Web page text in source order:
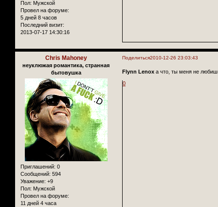
Пол: Мужской
Провел на форуме:
5 дней 8 часов
Последний визит:
2013-07-17 14:30:16
Поделиться2010-12-26 23:03:43
Chris Mahoney
неуклюжая романтика, странная
бытовушка
Приглашений: 0
Сообщений: 594
Уважение: +9
Пол: Мужской
Провел на форуме:
11 дней 4 часа
Flynn Lenox а что, ты меня не
0